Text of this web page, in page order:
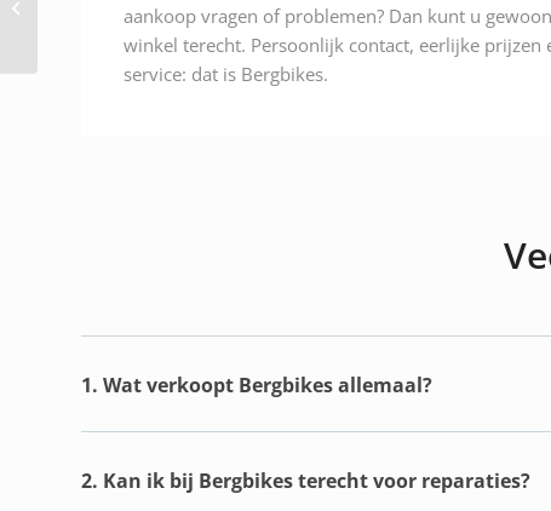
aankoop vragen of problemen? Dan kunt u
winkel terecht. Persoonlijk contact, eerlijke prijzen
service: dat is Bergbikes.
1. Wat verkoopt Bergbikes allemaal?
2. Kan ik bij Bergbikes terecht voor reparaties?